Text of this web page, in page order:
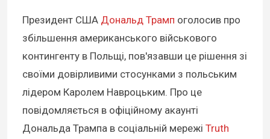
Президент США Дональд Трамп оголосив про
збільшення американського військового
контингенту в Польщі, пов'язавши це рішення зі
своїми довірливими стосунками з польським
лідером Каролем Навроцьким. Про це
повідомляється в офіційному акаунті
Дональда Трампа в соціальній мережі Truth